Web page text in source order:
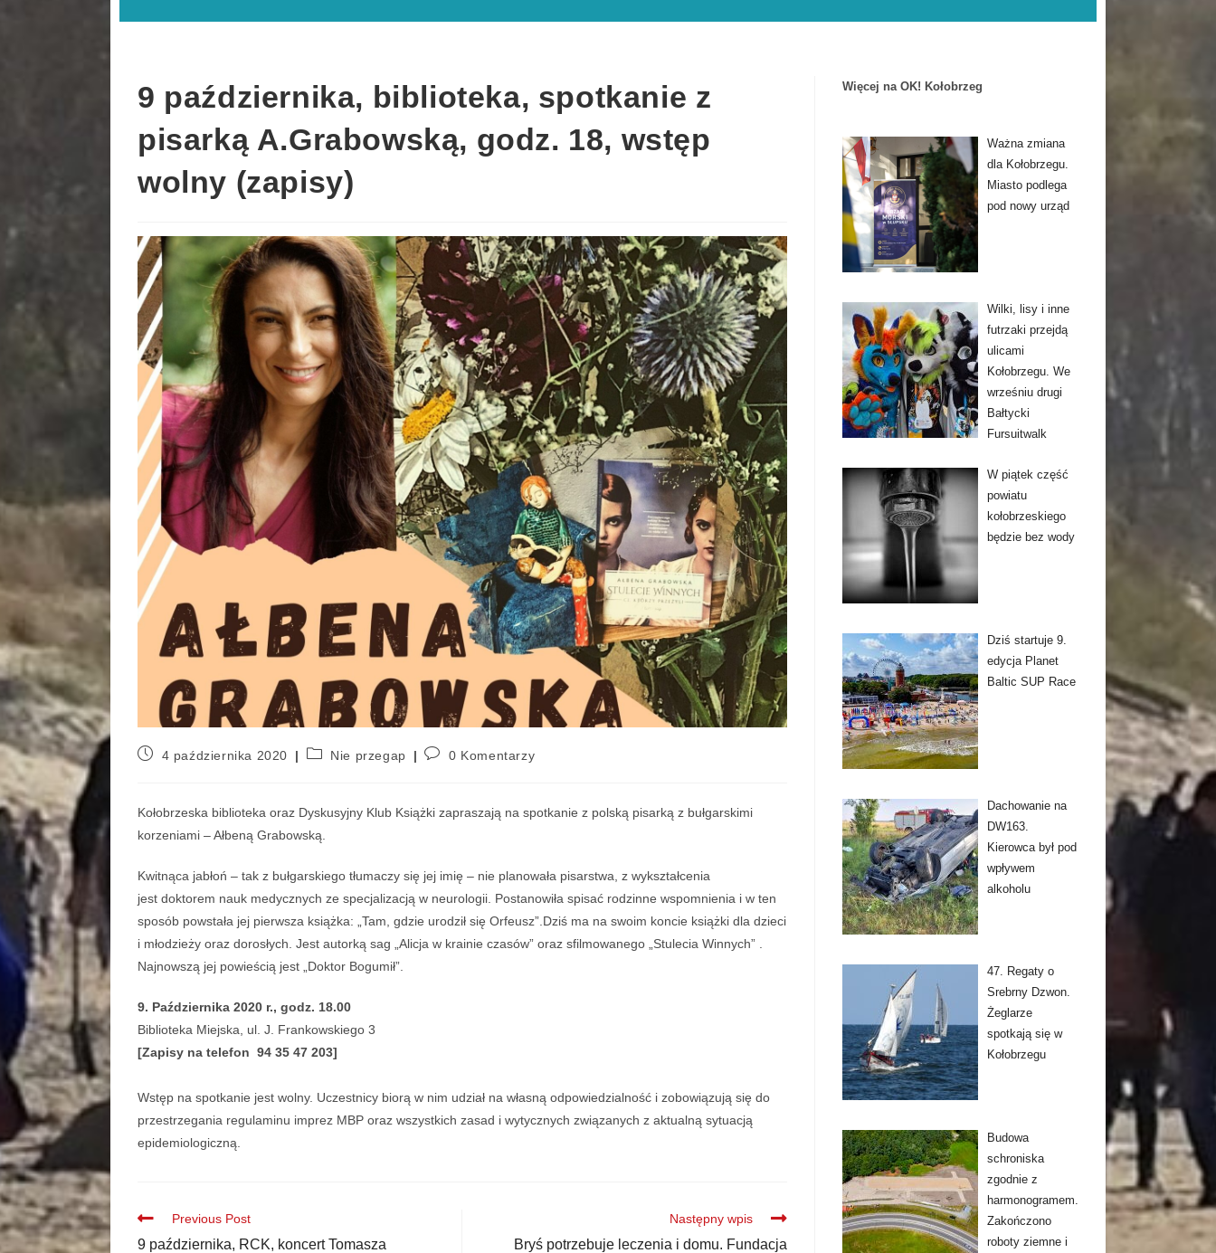
9 października, biblioteka, spotkanie z
pisarką A.Grabowską, godz. 18, wstęp
wolny (zapisy)
4 października 2020 Nie przegap 0 Komentarzy
Kołobrzeska biblioteka oraz Dyskusyjny Klub Książki zapraszają na spotkanie z polską pisarką z bułgarskimi
korzeniami – Ałbeną Grabowską.
Kwitnąca jabłoń – tak z bułgarskiego tłumaczy się jej imię – nie planowała pisarstwa, z wykształcenia
jest doktorem nauk medycznych ze specjalizacją w neurologii. Postanowiła spisać rodzinne wspomnienia i w ten
sposób powstała jej pierwsza książka: „Tam, gdzie urodził się Orfeusz”.Dziś ma na swoim koncie książki dla dzieci
i młodzieży oraz dorosłych. Jest autorką sag „Alicja w krainie czasów” oraz sfilmowanego „Stulecia Winnych” .
Najnowszą jej powieścią jest „Doktor Bogumił”.
9. Października 2020 r., godz. 18.00
Biblioteka Miejska, ul. J. Frankowskiego 3
[Zapisy na telefon 94 35 47 203]
Wstęp na spotkanie jest wolny. Uczestnicy biorą w nim udział na własną odpowiedzialność i zobowiązują się do
przestrzegania regulaminu imprez MBP oraz wszystkich zasad i wytycznych związanych z aktualną sytuacją
epidemiologiczną.
Previous Post
9 października, RCK, koncert Tomasza
Następny wpis
Bryś potrzebuje leczenia i domu. Fundacja
Więcej na OK! Kołobrzeg
Ważna zmiana
dla Kołobrzegu.
Miasto podlega
pod nowy urząd
Wilki, lisy i inne
futrzaki przejdą
ulicami
Kołobrzegu. We
wrześniu drugi
Bałtycki
Fursuitwalk
W piątek część
powiatu
kołobrzeskiego
będzie bez wody
Dziś startuje 9.
edycja Planet
Baltic SUP Race
Dachowanie na
DW163.
Kierowca był pod
wpływem
alkoholu
47. Regaty o
Srebrny Dzwon.
Żeglarze
spotkają się w
Kołobrzegu
Budowa
schroniska
zgodnie z
harmonogramem.
Zakończono
roboty ziemne i